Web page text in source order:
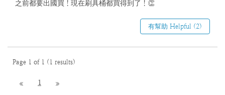
之前都要出國買！現在刷具桶都買得到了！👏
有幫助 Helpful (2)
Page 1 of 1 (1 results)
1